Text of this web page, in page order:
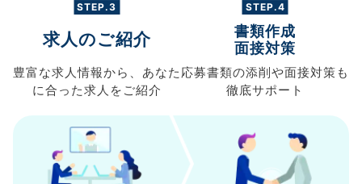
STEP.3
求人のご紹介
豊富な求人情報から、 あなた
に合った求人を ご紹介
STEP.4
書類作成
面接対策
応募書類の添削や面接対策も
徹底サポート